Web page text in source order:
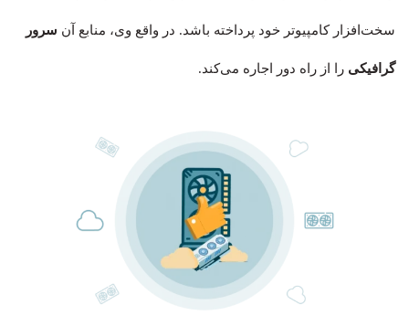
سخت‌افزار کامپیوتر خود پرداخته باشد. در واقع وی، منابع آن سرور
گرافیکی را از راه دور اجاره می‌کند.